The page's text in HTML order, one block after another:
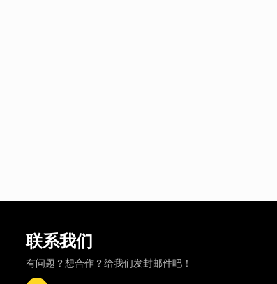
联系我们
有问题？想合作？给我们发封邮件吧！